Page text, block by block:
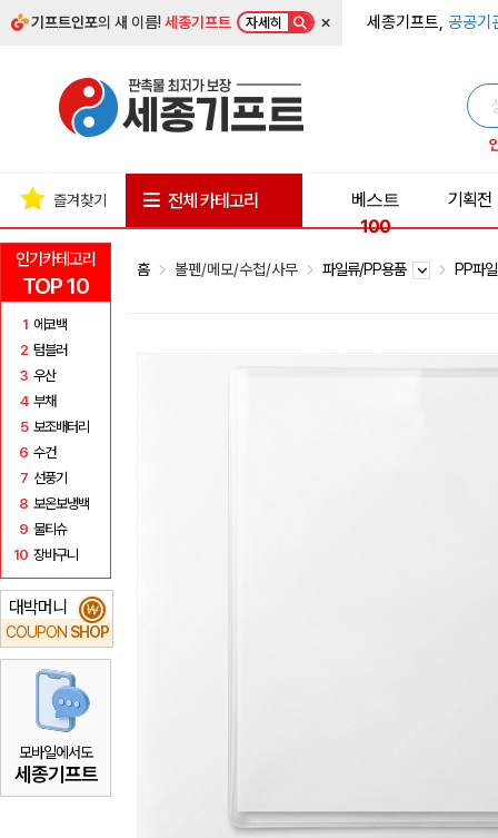
기프트인포의 새 이름!세종기프트 자세히 × 세종기프트, 공공기
인기카테고리
TOP 10
1 에코백
2 텀블러
3 우산
4 부채
5 보조배터리
6 수건
7 선풍기
8 보온보냉백
9 물티슈
10 장바구니
대박머니
COUPON SHOP
₩
모바일에서도
세종기프트
즐겨찾기 전체 카테고리
베스트
100
기획전
홈 볼펜/메모/수첩/사무 파일류/PP용품 PP파